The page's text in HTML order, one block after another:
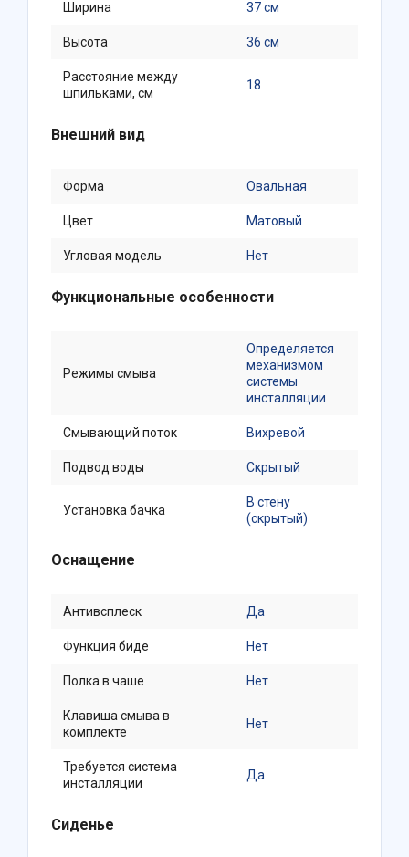
Ширина 37 см
Высота 36 см
Расстояние между
шпильками, см
18
Внешний вид
Форма Овальная
Цвет Матовый
Угловая модель Нет
Функциональные особенности
Режимы смыва
Определяется
механизмом
системы
инсталляции
Смывающий поток Вихревой
Подвод воды Скрытый
Установка бачка
В стену
(скрытый)
Оснащение
Антивсплеск Да
Функция биде Нет
Полка в чаше Нет
Клавиша смыва в
комплекте
Нет
Требуется система
инсталляции
Да
Сиденье